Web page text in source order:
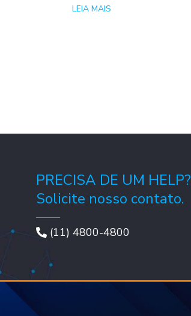
LEIA MAIS
PRECISA DE UM HELP?
Solicite nosso contato.
(11) 4800-4800